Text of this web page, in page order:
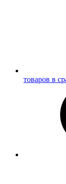
товаров в